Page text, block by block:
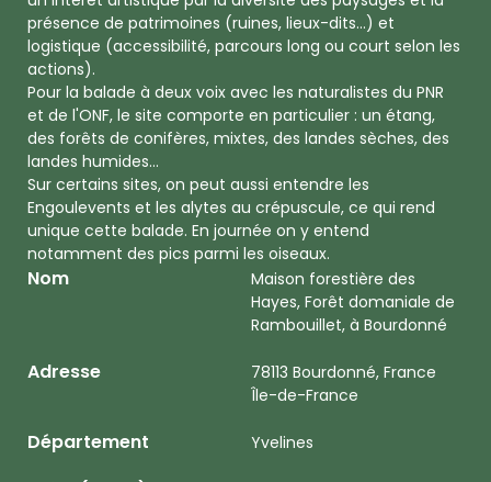
présence de patrimoines (ruines, lieux-dits...) et
logistique (accessibilité, parcours long ou court selon les
actions).
Pour la balade à deux voix avec les naturalistes du PNR
et de l'ONF, le site comporte en particulier : un étang,
des forêts de conifères, mixtes, des landes sèches, des
landes humides…
Sur certains sites, on peut aussi entendre les
Engoulevents et les alytes au crépuscule, ce qui rend
unique cette balade. En journée on y entend
notamment des pics parmi les oiseaux.
Nom
Maison forestière des
Hayes, Forêt domaniale de
Rambouillet, à Bourdonné
Adresse
78113 Bourdonné, France
Île-de-France
Département Yvelines